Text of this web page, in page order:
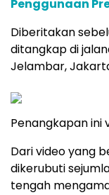
Penggunaan
Diberitakan
ditangkap di
Jelambar,
Penangkapan ini
Dari video yang
dikerubuti
tengah